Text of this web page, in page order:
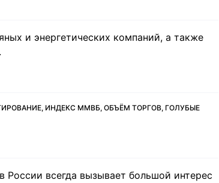
и энергетических компаний, а также
ИНДЕКС ММВБ, ОБЪЁМ ТОРГОВ, ГОЛУБЫЕ
России всегда вызывает большой интерес